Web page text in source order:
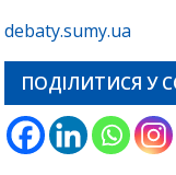
debaty.sumy.ua
ПОДІЛИТИСЯ У